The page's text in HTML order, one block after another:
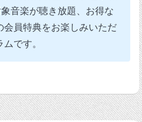
音楽が聴き放題、お得な
員特典をお楽しみいただ
です。